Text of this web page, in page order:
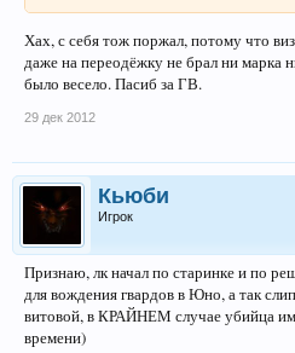
Хах, с себя тож поржал, потому что
даже на переодёжку не брал ни марка
было весело. Пасиб за ГВ.
29 дек 2012
Кьюби
Игрок
Признаю, лк начал по старинке и по
для вождения гвардов в Юно, а так
витовой, в КРАЙНЕМ случае убийца
времени)